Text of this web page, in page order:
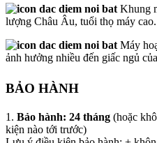
Khung
lượng Châu Âu, tuổi thọ máy cao.
Máy
ảnh hưởng nhiều đến giấc ngủ
BẢO HÀNH
1. Bảo hành: 24 tháng (hoặc
kiện nào tới trước)